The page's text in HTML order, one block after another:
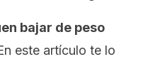
bajar de peso
este artículo te lo